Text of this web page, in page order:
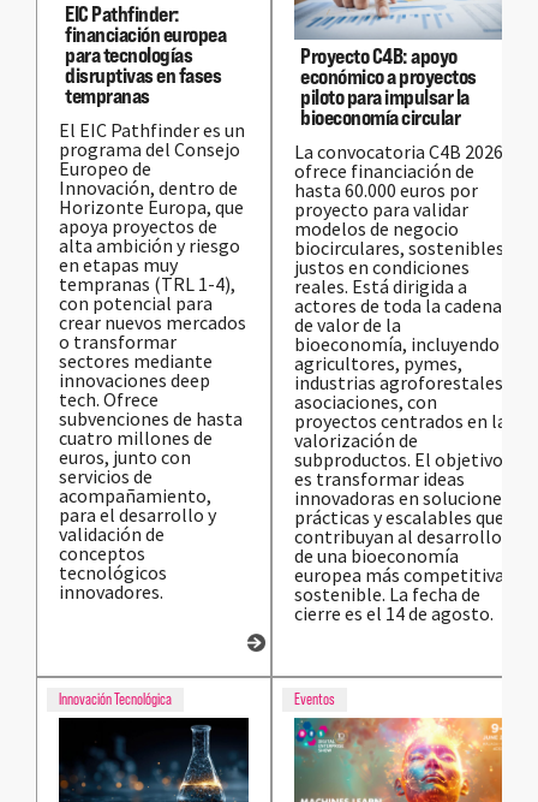
EIC Pathfinder:
financiación europea
para tecnologías
disruptivas en fases
tempranas
El EIC Pathfinder es un
programa del Consejo
Europeo de
Innovación, dentro de
Horizonte Europa, que
apoya proyectos de
alta ambición y riesgo
en etapas muy
tempranas (TRL 1-4),
con potencial para
crear nuevos mercados
o transformar
sectores mediante
innovaciones deep
tech. Ofrece
subvenciones de hasta
cuatro millones de
euros, junto con
servicios de
acompañamiento,
para el desarrollo y
validación de
conceptos
tecnológicos
innovadores.
Proyecto C4B: apoyo
económico a proyectos
piloto para impulsar la
bioeconomía circular
La convocatoria C4B 2026
ofrece financiación de
hasta 60.000 euros por
proyecto para validar
modelos de negocio
biocirculares, sostenibles y
justos en condiciones
reales. Está dirigida a
actores de toda la cadena
de valor de la
bioeconomía, incluyendo
agricultores, pymes,
industrias agroforestales y
asociaciones, con
proyectos centrados en la
valorización de
subproductos. El objetivo
es transformar ideas
innovadoras en soluciones
prácticas y escalables que
contribuyan al desarrollo
de una bioeconomía
europea más competitiva y
sostenible. La fecha de
cierre es el 14 de agosto.
Innovación Tecnológica Eventos